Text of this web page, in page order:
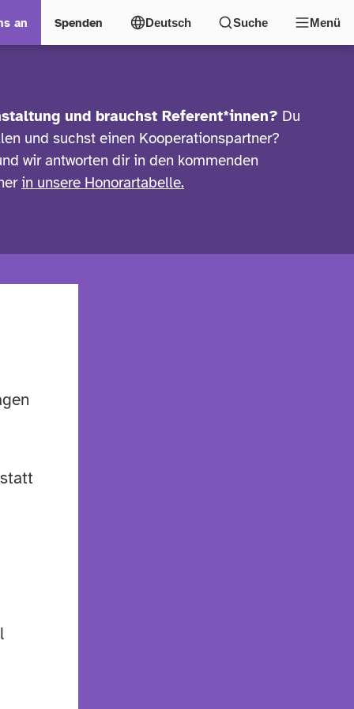
an Spenden Deutsch Suche Menü
und brauchst Referent*innen? Du
und suchst einen Kooperationspartner?
wir antworten dir in den kommenden
in unsere Honorartabelle.